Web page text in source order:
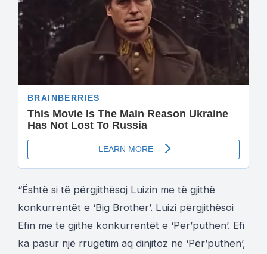
“Është si të përgjithësoj Luizin me të gjithë
konkurrentët e ‘Big Brother’. Luizi përgjithësoi
Efin me të gjithë konkurrentët e ‘Për’puthen’. Efi
ka pasur një rrugëtim aq dinjitoz në ‘Për’puthen’,